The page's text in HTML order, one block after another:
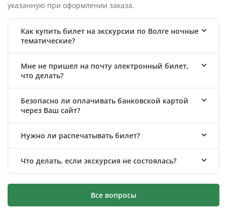
указанную при оформлении заказа.
Как купить билет на экскурсии по Волге ночные
тематические?
Мне не пришел на почту электронный билет,
что делать?
Безопасно ли оплачивать банковской картой
через Ваш сайт?
Нужно ли распечатывать билет?
Что делать, если экскурсия не состоялась?
Все вопросы